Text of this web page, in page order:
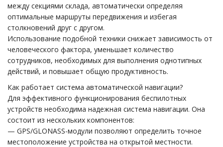
между секциями склада, автоматически определяя
оптимальные маршруты передвижения и избегая
столкновений друг с другом.
Использование подобной техники снижает зависимость от
человеческого фактора, уменьшает количество
сотрудников, необходимых для выполнения однотипных
действий, и повышает общую продуктивность.
Как работает система автоматической навигации?
Для эффективного функционирования беспилотных
устройств необходима надежная система навигации. Она
состоит из нескольких компонентов:
— GPS/GLONASS-модули позволяют определить точное
местоположение устройства на открытой местности.